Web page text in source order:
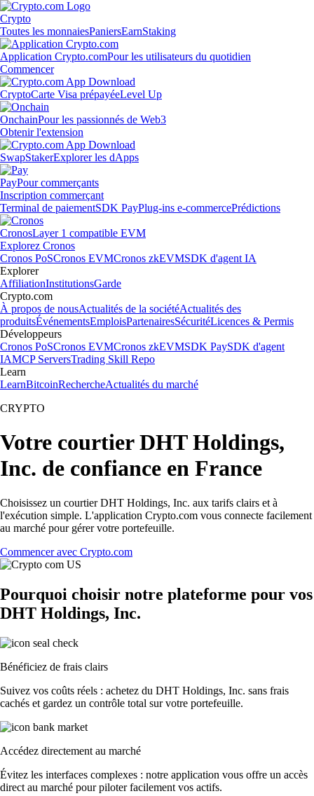
Crypto
Toutes les monnaiesPaniersEarnStaking
Application Crypto.comPour les utilisateurs du quotidien
Commencer
CryptoCarte Visa prépayéeLevel Up
OnchainPour les passionnés de Web3
Obtenir l'extension
SwapStakerExplorer les dApps
PayPour commerçants
Inscription commerçant
Terminal de paiementSDK PayPlug-ins e-commercePrédictions
CronosLayer 1 compatible EVM
Explorez Cronos
Cronos PoSCronos EVMCronos zkEVMSDK d'agent IA
Explorer
AffiliationInstitutionsGarde
Crypto.com
À propos de nousActualités de la sociétéActualités des
produitsÉvénementsEmploisPartenairesSécuritéLicences & Permis
Développeurs
Cronos PoSCronos EVMCronos zkEVMSDK PaySDK d'agent
IAMCP ServersTrading Skill Repo
Learn
LearnBitcoinRechercheActualités du marché
CRYPTO
Votre courtier DHT Holdings,
Inc. de confiance en France
Choisissez un courtier DHT Holdings, Inc. aux tarifs clairs et à
l'exécution simple. L'application Crypto.com vous connecte facilement
au marché pour gérer votre portefeuille.
Commencer avec Crypto.com
Pourquoi choisir notre plateforme pour vos
DHT Holdings, Inc.
Bénéficiez de frais clairs
Suivez vos coûts réels : achetez du DHT Holdings, Inc. sans frais
cachés et gardez un contrôle total sur votre portefeuille.
Accédez directement au marché
Évitez les interfaces complexes : notre application vous offre un accès
direct au marché pour piloter facilement vos actifs.